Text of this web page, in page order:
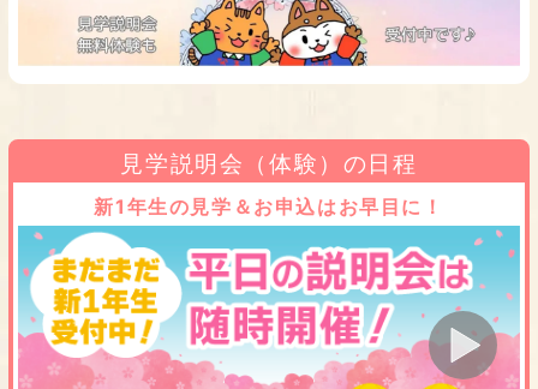
見学説明会（体験）の日程
新1年生の見学＆お申込はお早目に！